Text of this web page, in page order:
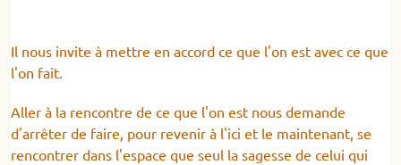
Il nous invite à mettre en accord ce que l'on est avec ce que
l'on fait.
Aller à la rencontre de ce que l'on est nous demande
d'arrêter de faire, pour revenir à l'ici et le maintenant, se
rencontrer dans l'espace que seul la sagesse de celui qui